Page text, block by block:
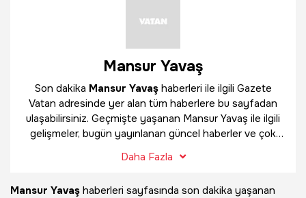
Mansur Yavaş
Son dakika Mansur Yavaşhaberleri ile ilgili Gazete
Vatan adresinde yer alan tüm haberlere bu sayfadan
ulaşabilirsiniz. Geçmişte yaşanan Mansur Yavaş ile ilgili
gelişmeler, bugün yayınlanan güncel haberler ve çok
bulabilirsiniz.
Daha Fazla
Mansur Yavaş haberleri sayfasında son dakika yaşanan